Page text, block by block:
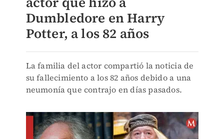
Dumbledore en Harry
Potter, a los 82 años
La familia del actor compartió la noticia de
su fallecimiento a los 82 años debido a una
neumonía que contrajo en días pasados.